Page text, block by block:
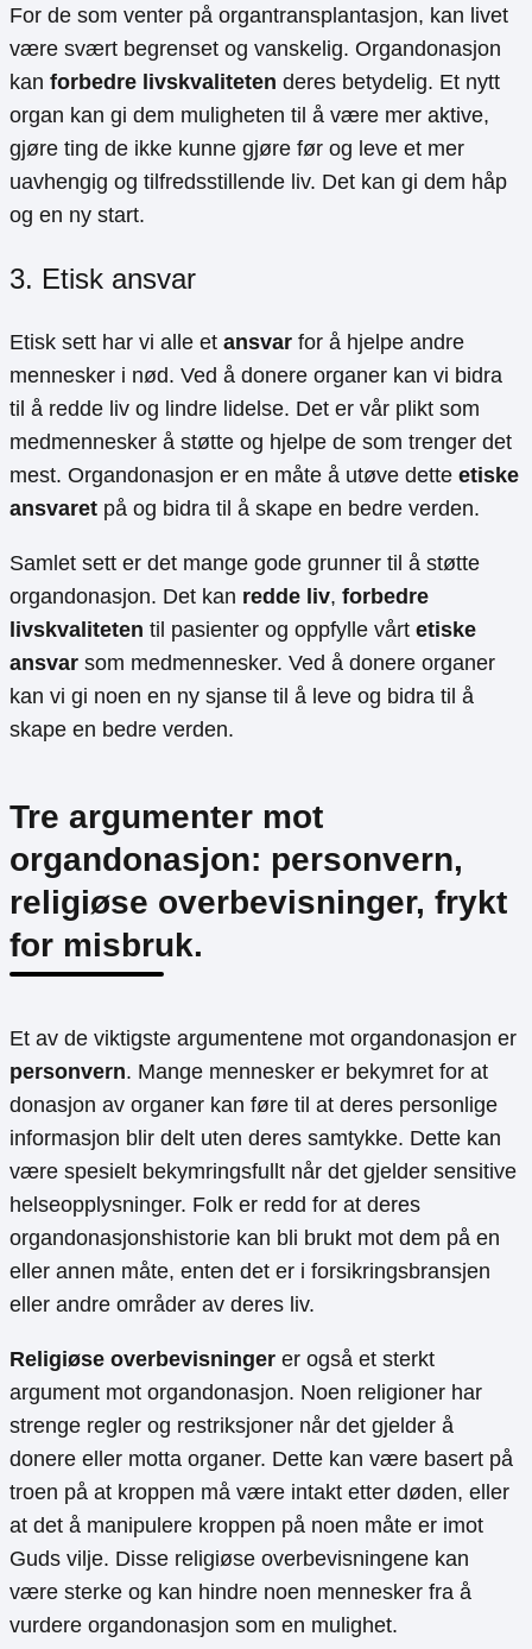
For de som venter på organtransplantasjon, kan livet
være svært begrenset og vanskelig. Organdonasjon
kan forbedre livskvaliteten deres betydelig. Et nytt
organ kan gi dem muligheten til å være mer aktive,
gjøre ting de ikke kunne gjøre før og leve et mer
uavhengig og tilfredsstillende liv. Det kan gi dem håp
og en ny start.
3. Etisk ansvar
Etisk sett har vi alle et ansvar for å hjelpe andre
mennesker i nød. Ved å donere organer kan vi bidra
til å redde liv og lindre lidelse. Det er vår plikt som
medmennesker å støtte og hjelpe de som trenger det
mest. Organdonasjon er en måte å utøve dette etiske
ansvaret på og bidra til å skape en bedre verden.
Samlet sett er det mange gode grunner til å støtte
organdonasjon. Det kan redde liv, forbedre
livskvaliteten til pasienter og oppfylle vårt etiske
ansvar som medmennesker. Ved å donere organer
kan vi gi noen en ny sjanse til å leve og bidra til å
skape en bedre verden.
Tre argumenter mot
organdonasjon: personvern,
religiøse overbevisninger, frykt
for misbruk.
Et av de viktigste argumentene mot organdonasjon er
personvern. Mange mennesker er bekymret for at
donasjon av organer kan føre til at deres personlige
informasjon blir delt uten deres samtykke. Dette kan
være spesielt bekymringsfullt når det gjelder sensitive
helseopplysninger. Folk er redd for at deres
organdonasjonshistorie kan bli brukt mot dem på en
eller annen måte, enten det er i forsikringsbransjen
eller andre områder av deres liv.
Religiøse overbevisninger er også et sterkt
argument mot organdonasjon. Noen religioner har
strenge regler og restriksjoner når det gjelder å
donere eller motta organer. Dette kan være basert på
troen på at kroppen må være intakt etter døden, eller
at det å manipulere kroppen på noen måte er imot
Guds vilje. Disse religiøse overbevisningene kan
være sterke og kan hindre noen mennesker fra å
vurdere organdonasjon som en mulighet.